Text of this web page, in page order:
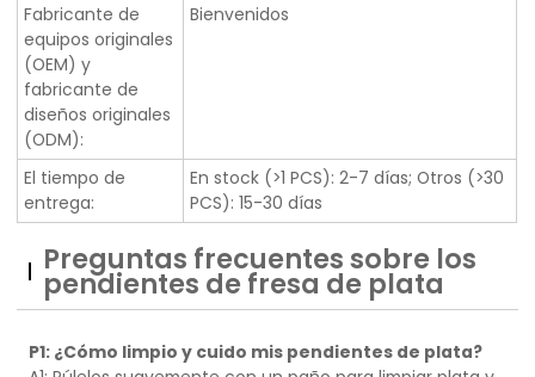
Fabricante de
equipos originales
(OEM) y
fabricante de
diseños originales
(ODM):
Bienvenidos
El tiempo de
entrega:
En stock (>1 PCS): 2-7 días; Otros (>30
PCS): 15-30 días
Preguntas frecuentes sobre los
pendientes de fresa de plata
P1: ¿Cómo limpio y cuido mis pendientes de plata?